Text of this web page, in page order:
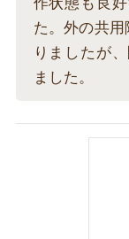
た。外の共
りましたが
ました。